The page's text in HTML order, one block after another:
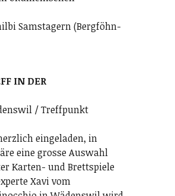
Samstagern (Bergföhn-
IN DER
/ Treffpunkt
eingeladen, in
eine grosse Auswahl
Karten- und Brettspiele
Xavi vom